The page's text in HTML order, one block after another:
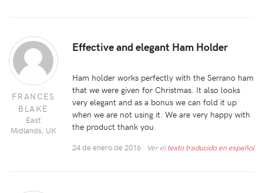
FRANCES
BLAKE
East
Midlands, UK
Effective and elegant Ham Holder
Ham holder works perfectly with the Serrano ham
that we were given for Christmas. It also looks
very elegant and as a bonus we can fold it up
when we are not using it. We are very happy with
the product thank you.
24 de enero de 2016 Ver eltexto traducido en español